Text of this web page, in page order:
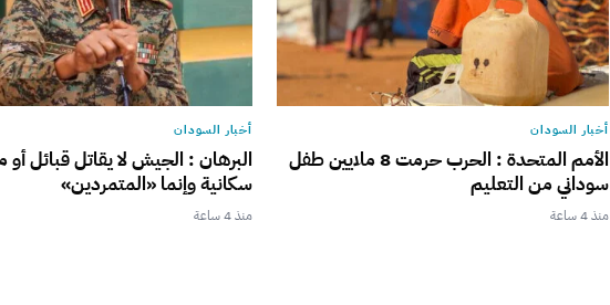
أخبار السودان
الأمم المتحدة : الحرب حرمت 8 ملايين طفل
سوداني من التعليم
منذ 4 ساعة
أخبار السودان
البرهان : الجيش لا يقاتل قبائل
سكانية وإنما «المتمردين»
منذ 4 ساعة